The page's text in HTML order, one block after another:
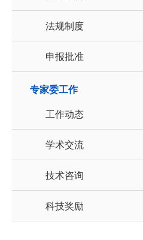
法规制度
申报批准
专家委工作
工作动态
学术交流
技术咨询
科技奖励